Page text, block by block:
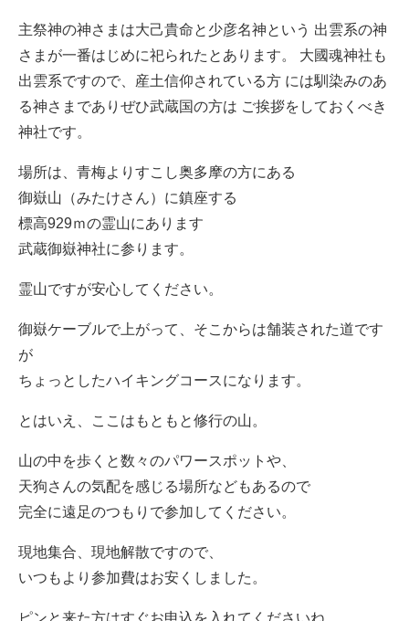
主祭神の神さまは大己貴命と少彦名神という 出雲系の神
さまが一番はじめに祀られたとあります。 大國魂神社も
出雲系ですので、産土信仰されている方 には馴染みのあ
る神さまでありぜひ武蔵国の方は ご挨拶をしておくべき
神社です。
場所は、青梅よりすこし奥多摩の方にある
御嶽山（みたけさん）に鎮座する
標高929ｍの霊山にあります
武蔵御嶽神社に参ります。
霊山ですが安心してください。
御嶽ケーブルで上がって、そこからは舗装された道です
が
ちょっとしたハイキングコースになります。
とはいえ、ここはもともと修行の山。
山の中を歩くと数々のパワースポットや、
天狗さんの気配を感じる場所などもあるので
完全に遠足のつもりで参加してください。
現地集合、現地解散ですので、
いつもより参加費はお安くしました。